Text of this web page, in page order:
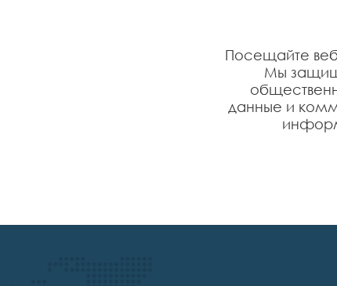
Посещайте
Мы
данные и